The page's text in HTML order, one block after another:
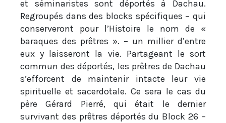
et séminaristes sont déportés à Dachau.
Regroupés dans des blocks spécifiques – qui
conserveront pour l’Histoire le nom de «
baraques des prêtres ». – un millier d’entre
eux y laisseront la vie. Partageant le sort
commun des déportés, les prêtres de Dachau
s’efforcent de maintenir intacte leur vie
spirituelle et sacerdotale. Ce sera le cas du
père Gérard Pierré, qui était le dernier
survivant des prêtres déportés du Block 26 –